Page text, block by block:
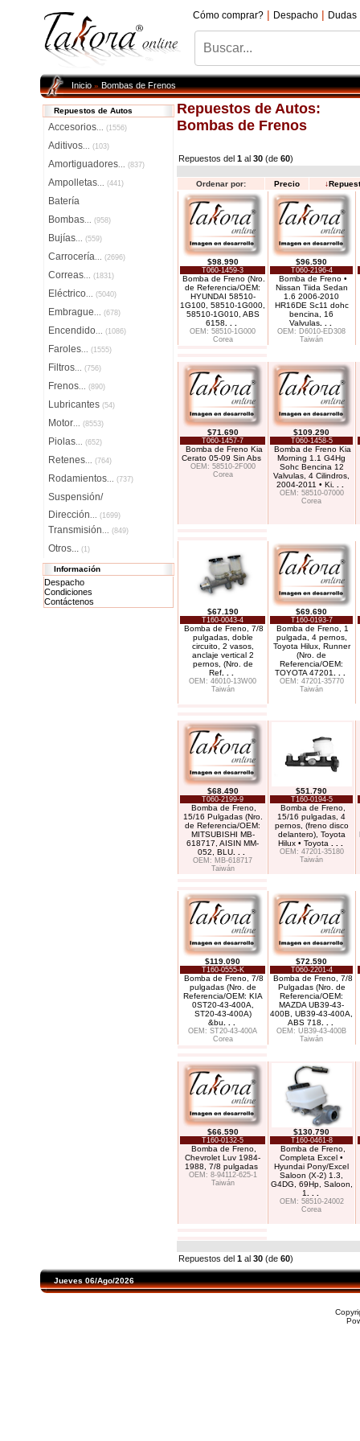
Cómo comprar? | Despacho | Dudas
Inicio»Bombas de Frenos
Repuestos de Autos
Accesorios... (1556)
Aditivos... (103)
Amortiguadores... (837)
Ampolletas... (441)
Batería
Bombas... (958)
Bujías... (559)
Carrocería... (2696)
Correas... (1831)
Eléctrico... (5040)
Embrague... (678)
Encendido... (1086)
Faroles... (1555)
Filtros... (756)
Frenos... (890)
Lubricantes (54)
Motor... (8553)
Piolas... (652)
Retenes... (764)
Rodamientos... (737)
Suspensión/
Dirección... (1699)
Transmisión... (849)
Otros... (1)
Información
Despacho
Condiciones
Contáctenos
Repuestos de Autos:
Bombas de Frenos
Repuestos del 1 al 30 (de 60)
Ordenar por: Precio ↓
$98.990
T060-1459-3
Bomba de Freno (Nro.
de Referencia/OEM:
HYUNDAI 58510-
1G100, 58510-1G000,
58510-1G010, ABS
6158
OEM: 58510-1G000
Corea
$96.590
T060-2196-4
Bomba de Freno •
Nissan Tiida Sedan
1.6 2006-2010
HR16DE Sc11 dohc
bencina, 16
Valvulas. . .
OEM: D6010-ED308
Taiwán
$71.690
T060-1457-7
Bomba de Freno Kia
Cerato 05-09 Sin Abs
OEM: 58510-2F000
Corea
$109.290
T060-1458-5
Bomba de Freno Kia
Morning 1.1 G4Hg
Sohc Bencina 12
Valvulas, 4 Cilindros,
2004-2011 • Ki
OEM: 58510-07000
Corea
$67.190
T160-0043-4
Bomba de Freno, 7/8
pulgadas, doble
circuito, 2 vasos,
anclaje vertical 2
pernos, (Nro. de
Ref
OEM: 46010-13W00
Taiwán
$69.690
T160-0193-7
Bomba de Freno, 1
pulgada, 4 pernos,
Toyota Hilux, Runner
(Nro. de
Referencia/OEM:
TOYOTA 47201
OEM: 47201-35770
Taiwán
$68.490
T060-2199-9
Bomba de Freno,
15/16 Pulgadas (Nro.
de Referencia/OEM:
MITSUBISHI MB-
618717, AISIN MM-
052, BLU
OEM: MB-618717
Taiwán
$51.790
T160-0194-5
Bomba de Freno,
15/16 pulgadas, 4
pernos, (freno disco
delantero), Toyota
Hilux • Toyota
OEM: 47201-35180
Taiwán
$119.090
T160-0555-K
Bomba de Freno, 7/8
pulgadas (Nro. de
Referencia/OEM: KIA
0ST20-43-400A,
ST20-43-400A)
&bu
OEM: ST20-43-400A
Corea
$72.590
T060-2201-4
Bomba de Freno, 7/8
Pulgadas (Nro. de
Referencia/OEM:
MAZDA UB39-43-
400B, UB39-43-400A,
ABS 718
OEM: UB39-43-400B
Taiwán
$66.590
T160-0132-5
Bomba de Freno,
Chevrolet Luv 1984-
1988, 7/8 pulgadas
OEM: 8-94112-625-1
Taiwán
$130.790
T160-0461-8
Bomba de Freno,
Completa Excel •
Hyundai Pony/Excel
Saloon (X-2) 1.3,
G4DG, 69Hp, Saloon,
1
OEM: 58510-24002
Corea
Repuestos del 1 al 30 (de 60)
Jueves 06/Ago/2026